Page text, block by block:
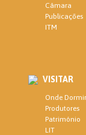
Câmara
Publicações
ITM
VISITAR
Onde Dormir
Produtores
Património
LIT